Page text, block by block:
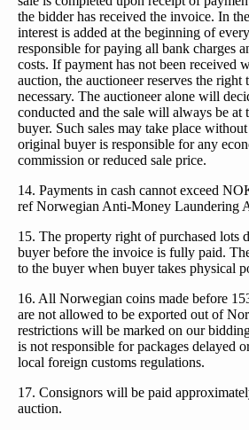
the bidder has received the invoice. In
interest is added at the beginning of
responsible for paying all bank charges
costs. If payment has not been received
auction, the auctioneer reserves the
necessary. The auctioneer alone will
conducted and the sale will always be
buyer. Such sales may take place
original buyer is responsible for any
commission or reduced sale price.
14. Payments in cash cannot exceed
ref Norwegian Anti-Money Laundering
15. The property right of purchased lots
buyer before the invoice is fully paid.
to the buyer when buyer takes physical
16. All Norwegian coins made before
are not allowed to be exported out of
restrictions will be marked on our
is not responsible for packages delayed
local foreign customs regulations.
17. Consignors will be paid
auction.